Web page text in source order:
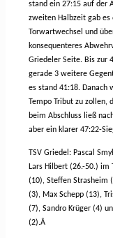
stand ein 27:15 auf der
zweiten Halbzeit gab es
Torwartwechsel und
konsequenteres
Griedeler Seite. Bis zur
gerade 3 weitere
es stand 41:18. Danach
Tempo Tribut zu zollen,
beim Abschluss ließ
aber ein klarer 47:22-
TSV Griedel: Pascal
Lars Hilbert (26.-50.) im
(10), Steffen Strasheim
(3), Max Schepp (13),
(7), Sandro Krüger (4)
(2).Â